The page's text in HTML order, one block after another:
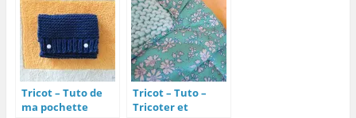
Tricot – Tuto de
ma pochette
Tricot – Tuto –
Tricoter et